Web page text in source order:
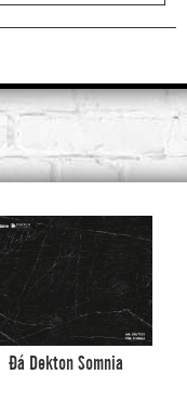
Đá Dekton Somnia